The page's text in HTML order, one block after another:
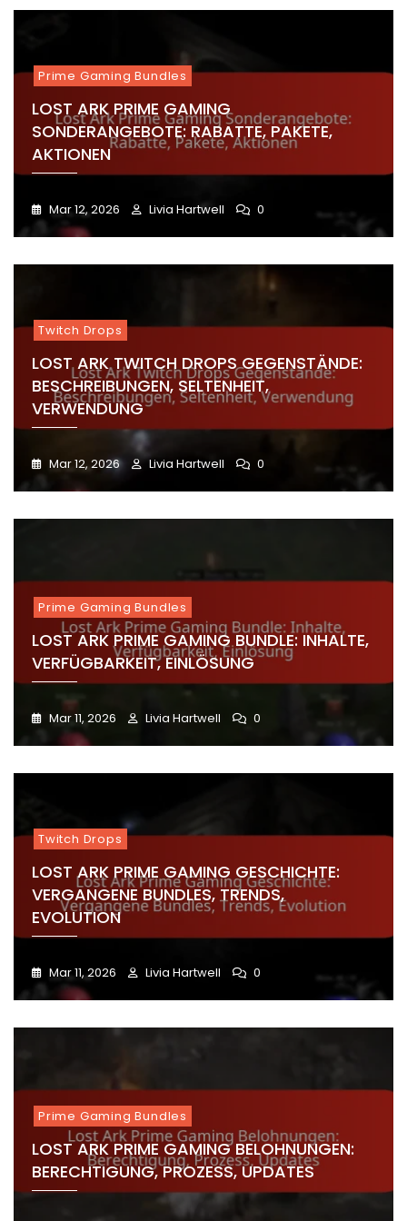
Prime Gaming Bundles
LOST ARK PRIME GAMING
SONDERANGEBOTE: RABATTE, PAKETE,
AKTIONEN
Mar 12, 2026 Livia Hartwell 0
Twitch Drops
LOST ARK TWITCH DROPS GEGENSTÄNDE:
BESCHREIBUNGEN, SELTENHEIT,
VERWENDUNG
Mar 12, 2026 Livia Hartwell 0
Prime Gaming Bundles
LOST ARK PRIME GAMING BUNDLE: INHALTE,
VERFÜGBARKEIT, EINLÖSUNG
Mar 11, 2026 Livia Hartwell 0
Twitch Drops
LOST ARK PRIME GAMING GESCHICHTE:
VERGANGENE BUNDLES, TRENDS,
EVOLUTION
Mar 11, 2026 Livia Hartwell 0
Prime Gaming Bundles
LOST ARK PRIME GAMING BELOHNUNGEN:
BERECHTIGUNG, PROZESS, UPDATES